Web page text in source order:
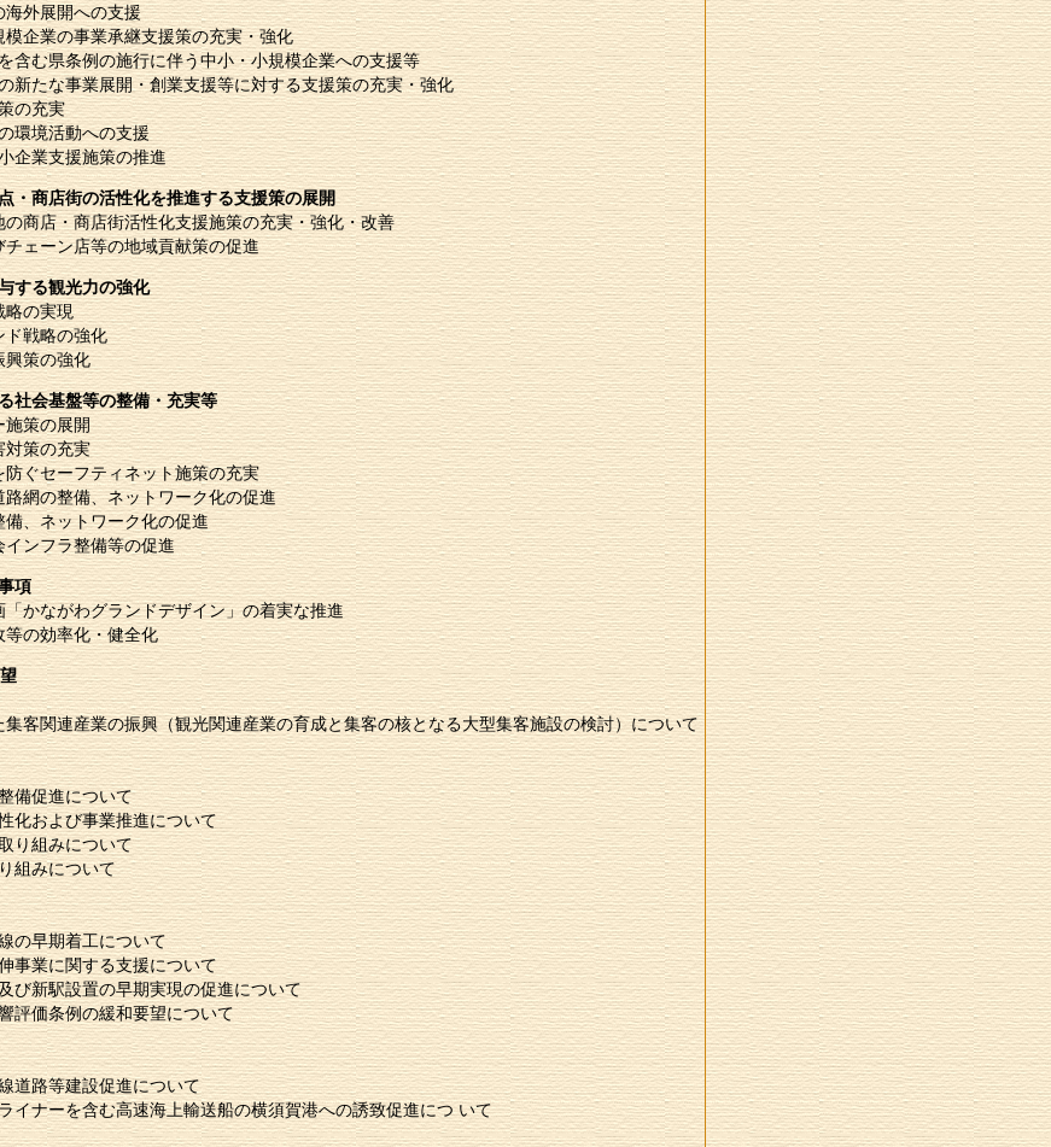
海外展開への支援
模企業の事業承継支援策の充実・強化
含む県条例の施行に伴う中小・小規模企業への支援等
新たな事業展開・創業支援等に対する支援策の充実・強化
の充実
環境活動への支援
企業支援施策の推進
・商店街の活性化を推進する支援策の展開
の商店・商店街活性化支援施策の充実・強化・改善
チェーン店等の地域貢献策の促進
する観光力の強化
略の実現
ド戦略の強化
興策の強化
社会基盤等の整備・充実等
施策の展開
対策の充実
防ぐセーフティネット施策の充実
路網の整備、ネットワーク化の促進
備、ネットワーク化の促進
インフラ整備等の促進
項
「かながわグランドデザイン」の着実な推進
等の効率化・健全化
客関連産業の振興（観光関連産業の育成と集客の核となる大型集客施設の検討）について
備促進について
化および事業推進について
り組みについて
組みについて
の早期着工について
事業に関する支援について
び新駅設置の早期実現の促進について
評価条例の緩和要望について
道路等建設促進について
イナーを含む高速海上輸送船の横須賀港への誘致促進につ いて